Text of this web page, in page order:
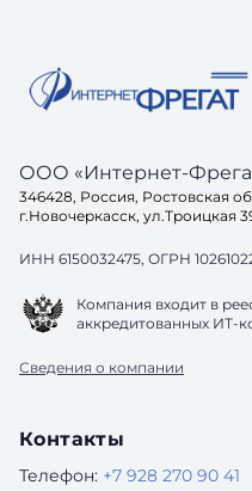
ООО «Интернет-
346428, Россия, Ростовская
г.Новочеркасск, ул.Троицкая
ИНН 6150032475, ОГРН
Компания входит в
аккредитованных ИТ-
Сведения о компании
Контакты
Телефон: +7 928 270 90 41